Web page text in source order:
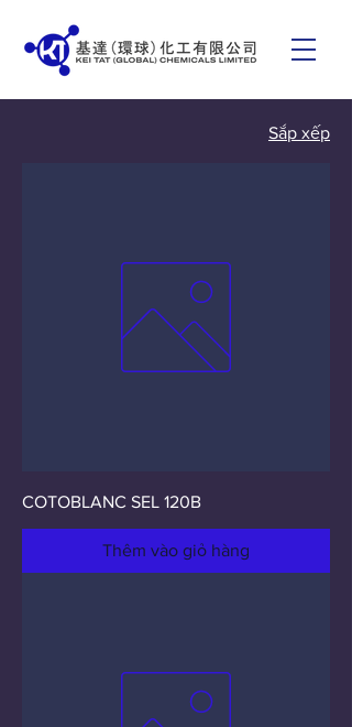
Sắp xếp
COTOBLANC SEL 120B
Thêm vào giỏ hàng